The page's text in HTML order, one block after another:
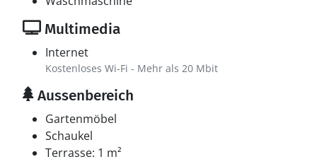
Multimedia
Internet
Kostenloses Wi-Fi - Mehr als 20 Mbit
Aussenbereich
Gartenmöbel
Schaukel
Terrasse: 1 m²